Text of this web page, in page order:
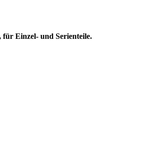
Einzel- und Serienteile.